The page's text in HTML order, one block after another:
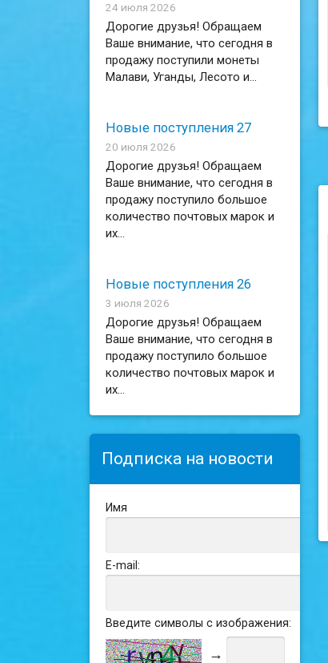
24 июля 2026
Дорогие друзья! Обращаем
Ваше внимание, что сегодня в
продажу поступили монеты
Малави, Уганды, Лесото и...
Новые поступления 27
20 июля 2026
Дорогие друзья! Обращаем
Ваше внимание, что сегодня в
продажу поступило большое
количество почтовых марок и
их...
Новые поступления 26
3 июля 2026
Дорогие друзья! Обращаем
Ваше внимание, что сегодня в
продажу поступило большое
количество почтовых марок и
их...
Подписка на новости
Имя
E-mail:
Введите символы с изображения:
→